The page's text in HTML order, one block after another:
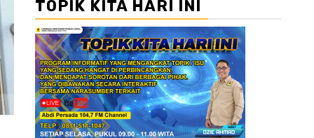
TOPIK KITA HARI INI